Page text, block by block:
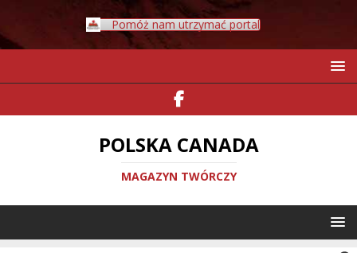
Pomóż nam utrzymać portal
POLSKA CANADA
MAGAZYN TWÓRCZY